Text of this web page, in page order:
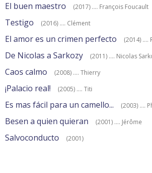
El buen maestro (2017) .... François Foucault
Testigo (2016) .... Clément
El amor es un crimen perfecto (2014) ....
De Nicolas a Sarkozy (2011) .... Nicolas
Caos calmo (2008) .... Thierry
¡Palacio real! (2005) .... Titi
Es mas fácil para un camello... (2003) ....
Besen a quien quieran (2001) .... Jérôme
Salvoconducto (2001)